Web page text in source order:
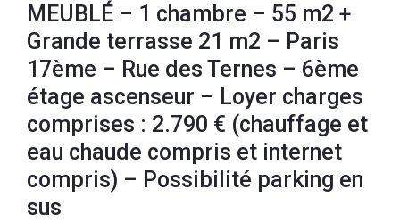
MEUBLÉ – 1 chambre – 55 m2 +
Grande terrasse 21 m2 – Paris
17ème – Rue des Ternes – 6ème
étage ascenseur – Loyer charges
comprises : 2.790 € (chauffage et
eau chaude compris et internet
compris) – Possibilité parking en
sus